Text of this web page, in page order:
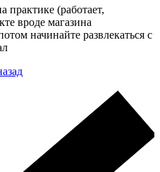
практике (работает,
вроде магазина
начинайте развлекаться с